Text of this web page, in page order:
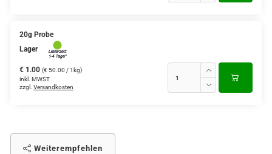
20g Probe
Lager
€ 1.00 (€ 50.00 / 1kg)
inkl. MWST
zzgl. Versandkosten
Weiterempfehlen